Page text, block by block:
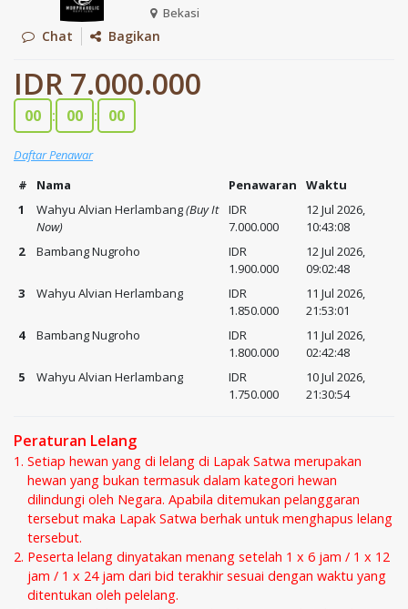
Bekasi
Chat Bagikan
IDR 7.000.000
00 : 00 : 00
Daftar Penawar
#
Nama Penawaran
Waktu
1
Wahyu Alvian Herlambang(Buy It
Now)
IDR
7.000.000
12 Jul 2026,
10:43:08
2
Bambang Nugroho
IDR
1.900.000
12 Jul 2026,
09:02:48
3
Wahyu Alvian Herlambang
IDR
1.850.000
11 Jul 2026,
21:53:01
4
Bambang Nugroho
IDR
1.800.000
11 Jul 2026,
02:42:48
5
Wahyu Alvian Herlambang
IDR
1.750.000
10 Jul 2026,
21:30:54
Peraturan Lelang
Setiap hewan yang di lelang di Lapak Satwa merupakan
hewan yang bukan termasuk dalam kategori hewan
dilindungi oleh Negara. Apabila ditemukan pelanggaran
tersebut maka Lapak Satwa berhak untuk menghapus lelang
tersebut.
Peserta lelang dinyatakan menang setelah 1 x 6 jam / 1 x 12
jam / 1 x 24 jam dari bid terakhir sesuai dengan waktu yang
ditentukan oleh pelelang.